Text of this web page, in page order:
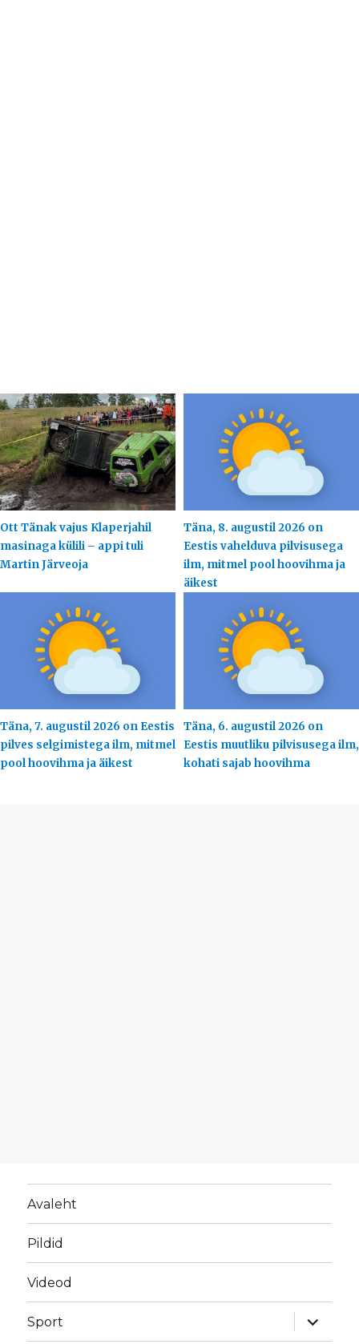
Ott Tänak vajus Klaperjahil
masinaga külili – appi tuli
Martin Järveoja
Täna, 8. augustil 2026 on
Eestis vahelduva pilvisusega
ilm, mitmel pool hoovihma ja
äikest
Täna, 7. augustil 2026 on Eestis
pilves selgimistega ilm, mitmel
pool hoovihma ja äikest
Täna, 6. augustil 2026 on
Eestis muutliku pilvisusega ilm,
kohati sajab hoovihma
Avaleht
Pildid
Videod
Sport
laienda